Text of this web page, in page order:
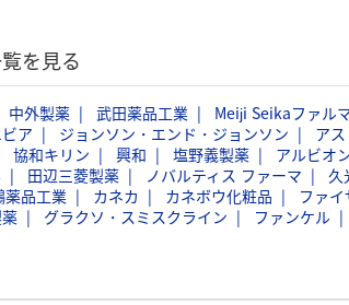
を見る
中外製薬 武田薬品工業 Meiji Seikaファル
ア ジョンソン・エンド・ジョンソン ア
協和キリン 興和 塩野義製薬 アルビオ
田辺三菱製薬 ノバルティス ファーマ 久
薬品工業 カネカ カネボウ化粧品 ファイ
グラクソ・スミスクライン ファンケル